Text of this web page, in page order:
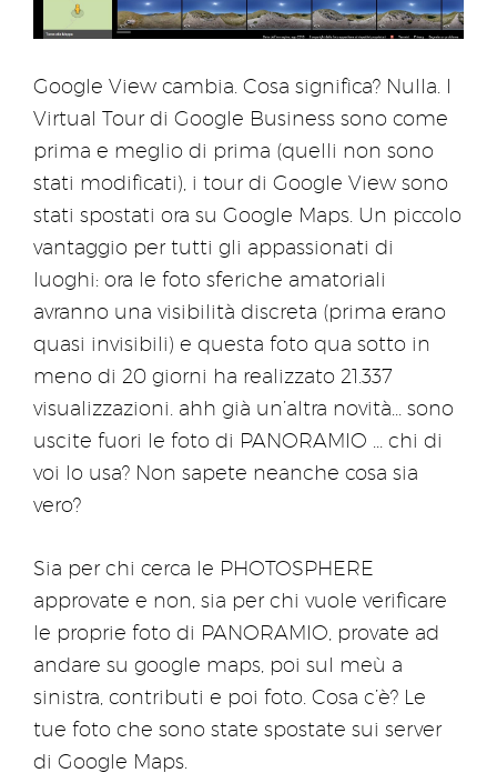
Google View cambia. Cosa significa? Nulla. I
Virtual Tour di Google Business sono come
prima e meglio di prima (quelli non sono
stati modificati), i tour di Google View sono
stati spostati ora su Google Maps. Un piccolo
vantaggio per tutti gli appassionati di
luoghi: ora le foto sferiche amatoriali
avranno una visibilità discreta (prima erano
quasi invisibili) e questa foto qua sotto in
meno di 20 giorni ha realizzato 21.337
visualizzazioni. ahh già un’altra novità… sono
uscite fuori le foto di PANORAMIO … chi di
voi lo usa? Non sapete neanche cosa sia
vero?
Sia per chi cerca le PHOTOSPHERE
approvate e non, sia per chi vuole verificare
le proprie foto di PANORAMIO, provate ad
andare su google maps, poi sul meù a
sinistra, contributi e poi foto. Cosa c’è? Le
tue foto che sono state spostate sui server
di Google Maps.